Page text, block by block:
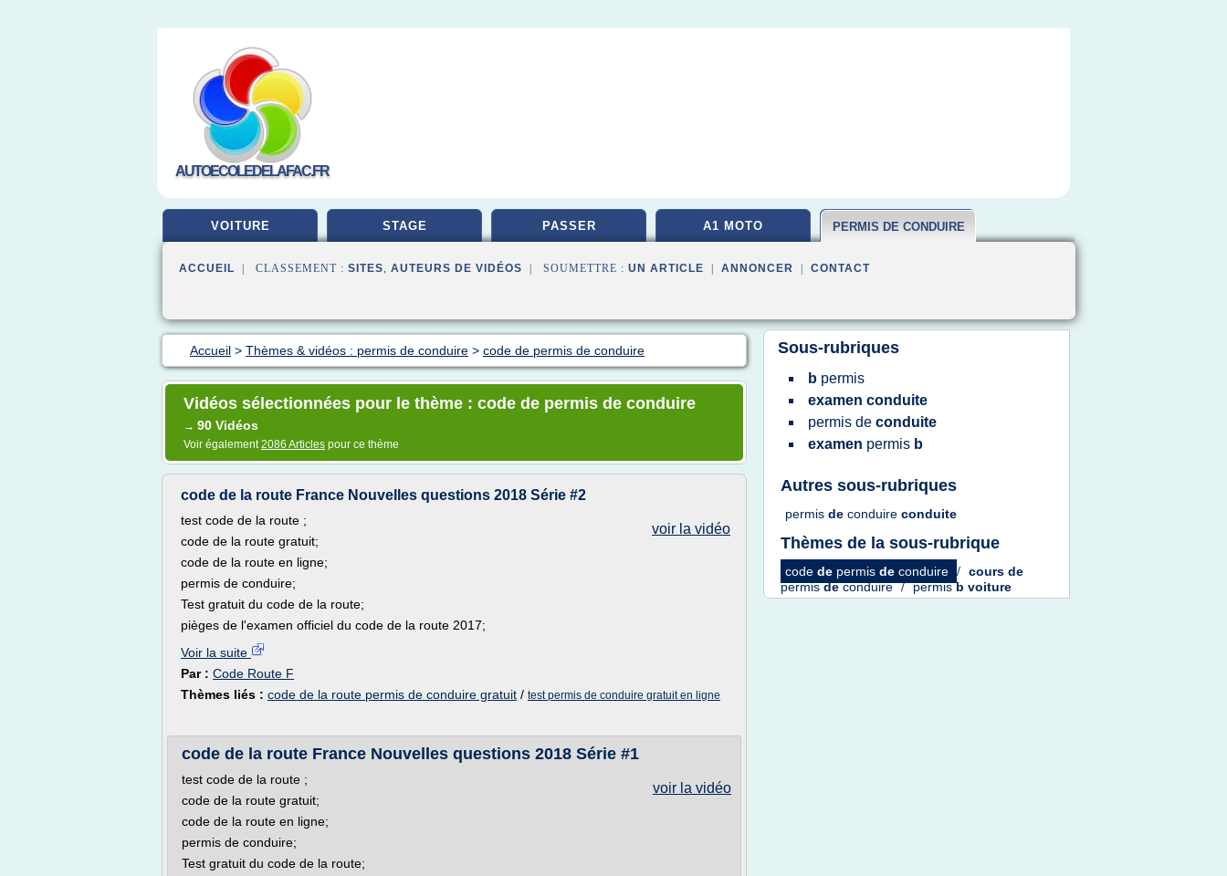
AUTOECOLEDELAFAC.FR
VOITURE STAGE PASSER A1 MOTO PERMIS DE CONDUIRE
ACCUEIL | CLASSEMENT : SITES, AUTEURS DE VIDÉOS | SOUMETTRE : UN ARTICLE ANNONCER CONTACT
Accueil > Thèmes & vidéos : permis de conduire > code de permis de conduire
Vidéos sélectionnées pour le thème : code de permis de conduire
→ 90 Vidéos
Voir également2086 Articles pour ce thème
code de la route France Nouvelles questions 2018 Série #2
voir la vidéo
test code de la route ;
code de la route gratuit;
code de la route en ligne;
permis de conduire;
Test gratuit du code de la route;
pièges de l'examen officiel du code de la route 2017;
Voir la suite
Par : Code Route F
Thèmes liés : code de la route permis de conduire gratuit / test permis de conduire gratuit en ligne
code de la route France Nouvelles questions 2018 Série #1
voir la vidéo
test code de la route ;
code de la route gratuit;
code de la route en ligne;
permis de conduire;
Test gratuit du code de la route;
Sous-rubriques
b permis
examen conduite
permis de conduite
examen permis b
Autres sous-rubriques
permis de conduire conduite
Thèmes de la sous-rubrique
code de permis de conduire / cours de
permisdeconduire / permisb voiture